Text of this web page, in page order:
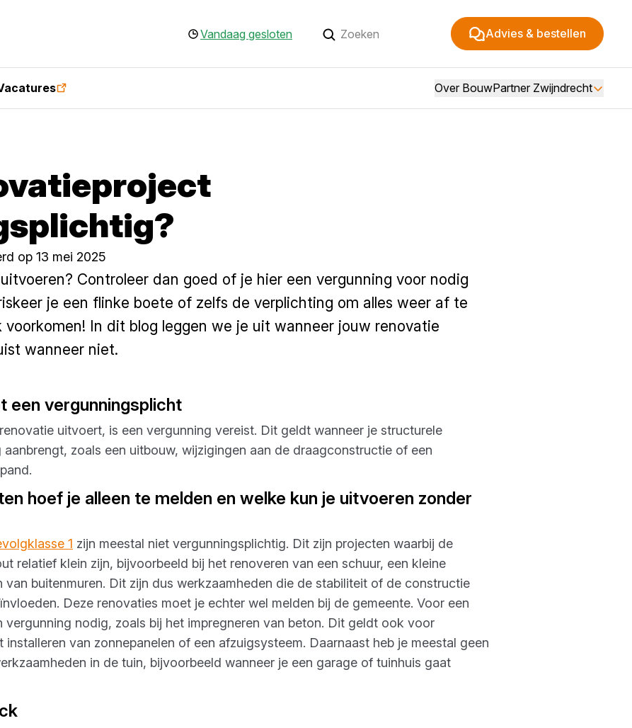
Vandaag gesloten Advies & bestellen
Over BouwPartner Zwijndrecht
op 13 mei 2025
Controleer dan goed of je hier een vergunning voor nodig
je een flinke boete of zelfs de verplichting om alles weer af te
In dit blog leggen we je uit wanneer jouw renovatie
wanneer niet.
een vergunningsplicht
uitvoert, is een vergunning vereist. Dit geldt wanneer je structurele
zoals een uitbouw, wijzigingen aan de draagconstructie of een
hoef je alleen te melden en welke kun je uitvoeren zonder
1 zijn meestal niet vergunningsplichtig. Dit zijn projecten waarbij de
relatief klein zijn, bijvoorbeeld bij het renoveren van een schuur, een kleine
buitenmuren. Dit zijn dus werkzaamheden die de stabiliteit of de constructie
Deze renovaties moet je echter wel melden bij de gemeente. Voor een
vergunning nodig, zoals bij het impregneren van beton. Dit geldt ook voor
van zonnepanelen of een afzuigsysteem. Daarnaast heb je meestal geen
in de tuin, bijvoorbeeld wanneer je een garage of tuinhuis gaat